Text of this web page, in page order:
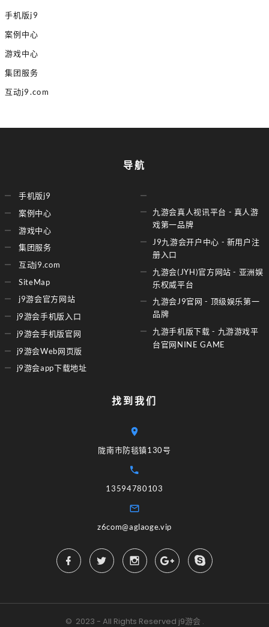
手机版j9
案例中心
游戏中心
集团服务
互动j9.com
导航
手机版j9
案例中心
游戏中心
集团服务
互动j9.com
SiteMap
j9游会官方网站
j9游会手机版入口
j9游会手机版官网
j9游会Web网页版
j9游会app下载地址
九游会真人视讯平台 - 真人游
戏第一品牌
J9九游会开户中心 - 新用户注
册入口
九游会(JYH)官方网站 - 亚洲娱
乐权威平台
九游会J9官网 - 顶级娱乐第一
品牌
九游手机版下载 - 九游游戏平
台官网NINE GAME
找到我们
陇南市防毯镇130号
13594780103
z6com@aglaoge.vip
© 2023 - All Rights Reserved j9游会 .